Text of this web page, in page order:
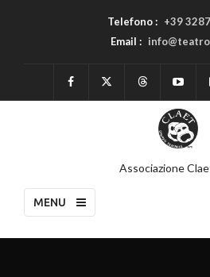
Telefono : +39
Email :
Associazione
MENU